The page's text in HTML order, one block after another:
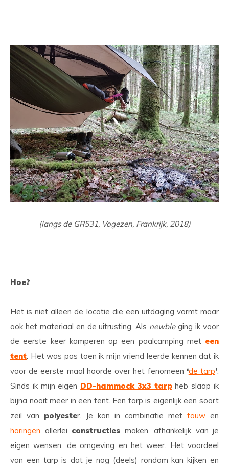
(langs de GR531, Vogezen, Frankrijk, 2018)
Hoe?
Het is niet alleen de locatie die een uitdaging vormt maar
ook het materiaal en de uitrusting. Als newbieging ik voor
de eerste keer kamperen op een paalcamping met een
tent. Het was pas toen ik mijn vriend leerde kennen dat ik
voor de eerste maal hoorde over het fenomeen ‘de tarp’.
Sinds ik mijn eigen DD-hammock 3x3 tarpheb slaap ik
bijna nooit meer in een tent. Een tarp is eigenlijk een soort
zeil van polyester. Je kan in combinatie met touw en
haringen allerlei constructies maken, afhankelijk van je
eigen wensen, de omgeving en het weer. Het voordeel
van een tarp is dat je nog (deels) rondom kan kijken en